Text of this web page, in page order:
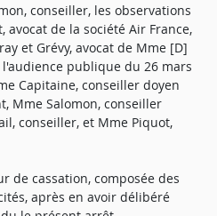
conseiller, les observations
avocat de la société Air France,
et Grévy, avocat de Mme [D]
publique du 26 mars
Capitaine, conseiller doyen
Mme Salomon, conseiller
conseiller, et Mme Piquot,
de cassation, composée des
après en avoir délibéré